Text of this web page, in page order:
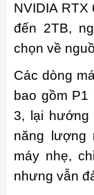
NVIDIA RTX
đến 2TB,
chọn về
Các dòng
bao gồm
3, lại hướng
năng lượng
máy nhẹ,
nhưng vẫn